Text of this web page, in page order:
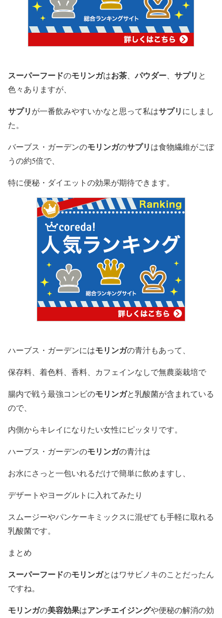
スーパーフードのモリンガはお茶 、パウダー サプリ と
色々ありますが、
サプリが一番飲みやすいかなと思って私はサプリにしまし
た。
バーブス・ガーデンのモリンガのサプリは食物繊維がごぼ
うの約5倍で、
特に便秘・ダイエットの効果が期待できます。
ハーブス・ガーデンにはモリンガの青汁もあって、
保存料、着色料、香料、カフェインなしで無農薬栽培で
腸内で戦う最強コンビのモリンガと乳酸菌が含まれている
ので、
内側からキレイになりたい女性にピッタリです。
ハーブス・ガーデンのモリンガの青汁は
お水にさっと一包いれるだけで簡単に飲めますし、
デザートやヨーグルトに入れてみたり
スムージーやパンケーキミックスに混ぜても手軽に取れる
乳酸菌です。
まとめ
スーパーフードのモリンガとはワサビノキのことだったん
ですね。
モリンガの美容効果はアンチエイジングや便秘の解消の効